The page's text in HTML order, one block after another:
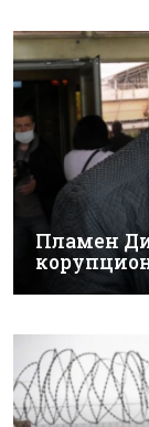
Пламен